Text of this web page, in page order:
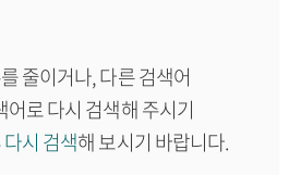
줄이거나, 다른 검색어
로 다시 검색해 주시기
시 검색해 보시기 바랍니다.